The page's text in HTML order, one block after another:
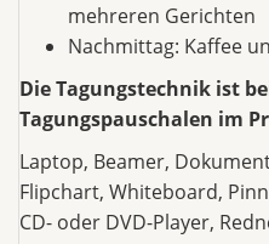
mehreren Gerichten
Nachmittag: Kaffee
Die Tagungstechnik ist
Tagungspauschalen im
Laptop, Beamer,
Flipchart, Whiteboard,
CD- oder DVD-Player,